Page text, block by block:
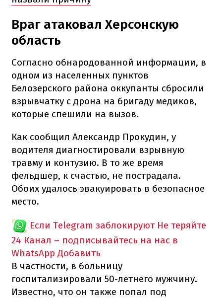
Враг атаковал Херсонскую
область
Согласно обнародованной информации, в
одном из населенных пунктов
Белозерского района оккупанты сбросили
взрывчатку с дрона на бригаду медиков,
которые спешили на вызов.
Как сообщил Александр Прокудин, у
водителя диагностировали взрывную
травму и контузию. В то же время
фельдшер, к счастью, не пострадала.
Обоих удалось эвакуировать в безопасное
место.
Если Telegram заблокируют Не теряйте
24 Канал – подписывайтесь на нас в
WhatsApp Добавить
В частности, в больницу
госпитализировали 50-летнего мужчину.
Известно, что он также попал под